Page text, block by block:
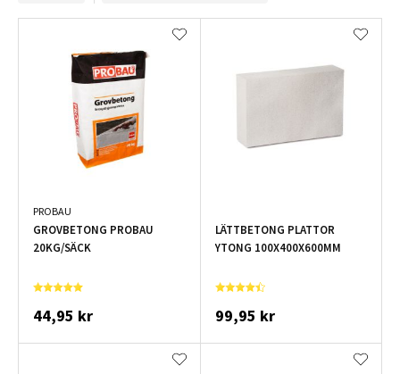
PROBAU
GROVBETONG PROBAU
20KG/SÄCK
44,95 kr
LÄTTBETONG PLATTOR
YTONG 100X400X600MM
99,95 kr